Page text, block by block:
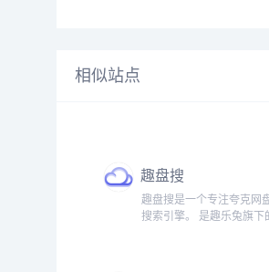
相似站点
趣盘搜
趣盘搜是一个专注夸克网
搜索引擎。 是趣乐兔旗下的夸克网